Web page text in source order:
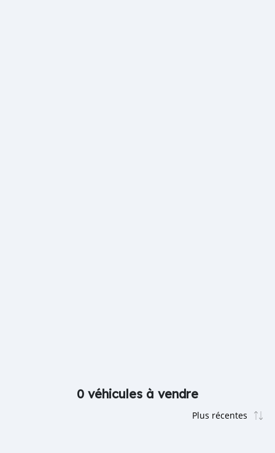
0 véhicules à vendre